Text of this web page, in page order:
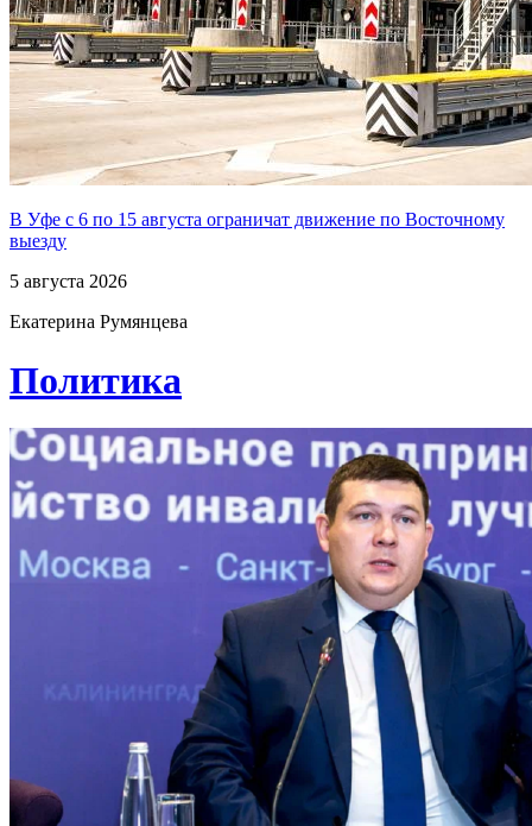
В Уфе с 6 по 15 августа ограничат движение по Восточному
выезду
5 августа 2026
Екатерина Румянцева
Политика